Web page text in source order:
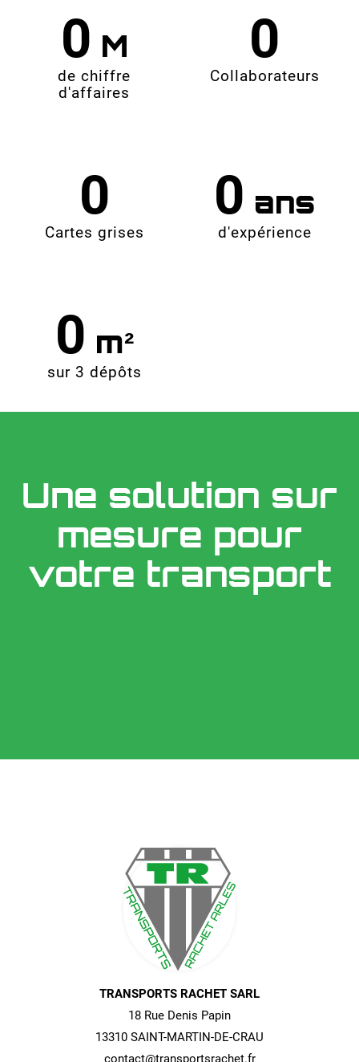
0
de chiffre
d'affaires
0
Collaborateurs
0
Cartes grises
0
d'expérience
0
sur 3 dépôts
Une solution sur
mesure pour
votre transport
TRANSPORTS RACHET SARL
18 Rue Denis Papin
13310 SAINT-MARTIN-DE-CRAU
contact@transportsrachet.fr